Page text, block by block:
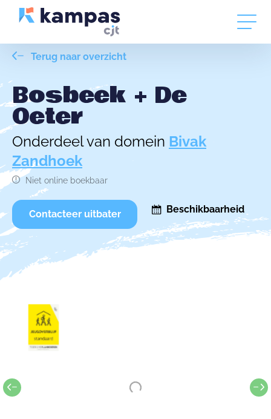
Terug naar overzicht
Bosbeek + De
Oeter
Onderdeel van domein Bivak
Zandhoek
Niet online boekbaar
Contacteer uitbater Beschikbaarheid